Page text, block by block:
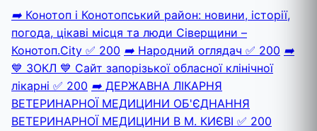
➡️ Конотоп і Конотопський район: новини, історії,
погода, цікаві місця та люди Сіверщини –
Конотоп.City ✅ 200 ➡️ Народний оглядач ✅ 200 ➡️
💙 ЗОКЛ 💙 Сайт запорізької обласної клінічної
лікарні ✅ 200 ➡️ ДЕРЖАВНА ЛІКАРНЯ
ВЕТЕРИНАРНОЇ МЕДИЦИНИ ОБ'ЄДНАННЯ
ВЕТЕРИНАРНОЇ МЕДИЦИНИ В М. КИЄВІ ✅ 200